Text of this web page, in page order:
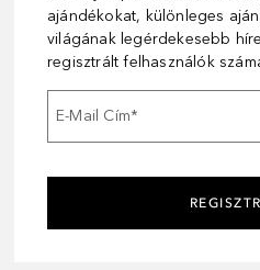
ajándékokat, különleges
világának legérdekesebb
regisztrált felhasználók
E-Mail Cím*